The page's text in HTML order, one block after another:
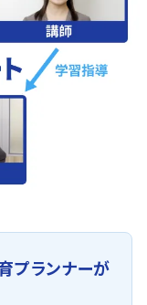
プランナーが